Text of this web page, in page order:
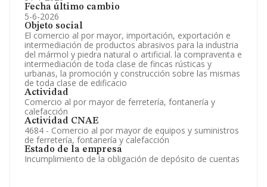
Fecha último cambio
5-6-2026
Objeto social
El comercio al por mayor, importación, exportación e
intermediación de productos abrasivos para la industria
del mármol y piedra natural o artificial. la compraventa e
intermediación de toda clase de fincas rústicas y
urbanas, la promoción y construcción sobre las mismas
de toda clase de edificacio
Actividad
Comercio al por mayor de ferretería, fontanería y
calefacción
Actividad CNAE
4684 - Comercio al por mayor de equipos y suministros
de ferretería, fontanería y calefacción
Estado de la empresa
Incumplimiento de la obligación de depósito de cuentas